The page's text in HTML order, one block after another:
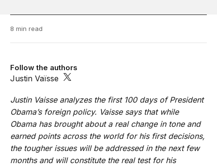
8 min read
Follow the authors
Justin Vaïsse
Justin Vaisse analyzes the first 100 days of President
Obama’s foreign policy. Vaisse says that while
Obama has brought about a real change in tone and
earned points across the world for his first decisions,
the tougher issues will be addressed in the next few
months and will constitute the real test for his